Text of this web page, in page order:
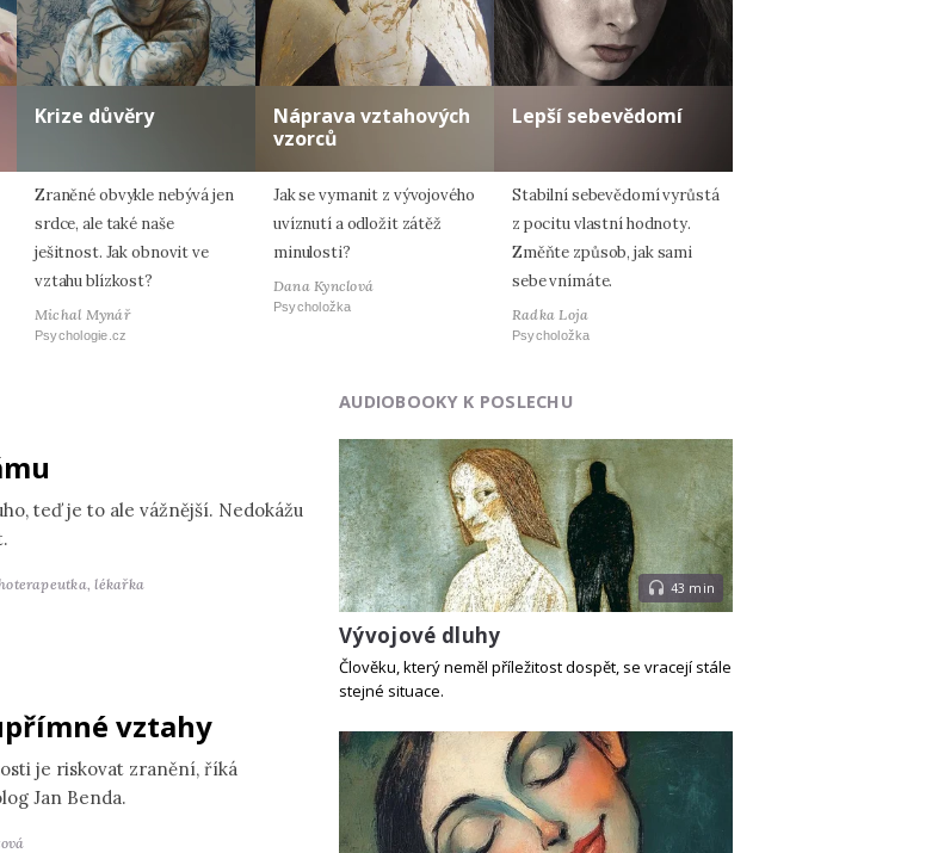
Krize důvěry
Zraněné obvykle nebývá jen
srdce, ale také naše
ješitnost. Jak obnovit ve
vztahu blízkost?
Michal Mynář
Psychologie.cz
Náprava vztahových
vzorců
Jak se vymanit z vývojového
uvíznutí a odložit zátěž
minulosti?
Dana Kynclová
Psycholožka
Lepší sebevědomí
Stabilní sebevědomí vyrůstá
z pocitu vlastní hodnoty.
Změňte způsob, jak sami
sebe vnímáte.
Radka Loja
Psycholožka
teď je to ale vážnější. Nedokážu
lékařka
vztahy
je riskovat zranění, říká
Jan Benda.
AUDIOBOOKY K POSLECHU
43 min
Vývojové dluhy
Člověku, který neměl příležitost dospět, se vracejí stále
stejné situace.